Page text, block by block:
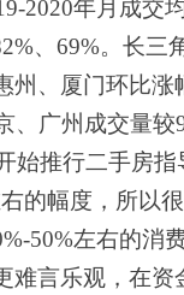
2020年月成
、69%。长
、厦门环比
广州成交量
推行二手房
的幅度，所以
50%左右的
言乐观，在